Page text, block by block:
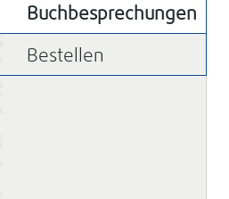
Buchbesprechungen
Bestellen